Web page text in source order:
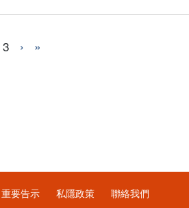
3 › »
重要告示 私隱政策 聯絡我們